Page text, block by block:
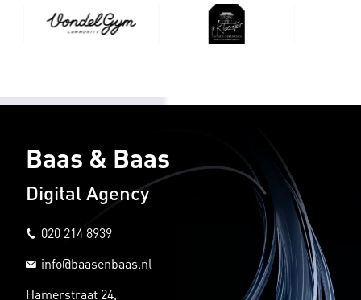
Baas & Baas
Digital Agency
020 214 8939
info@baasenbaas.nl
Hamerstraat 24,